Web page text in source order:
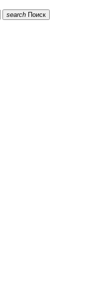
search Поиск